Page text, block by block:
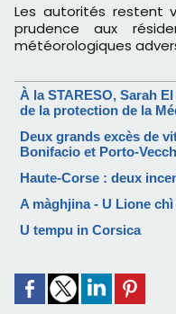
Les autorités restent
prudence aux
météorologiques
À la STARESO, Sarah
de la protection de la
Deux grands excès de
Bonifacio et Porto-
Haute-Corse : deux
A màghjina - U Lione
U tempu in Corsica